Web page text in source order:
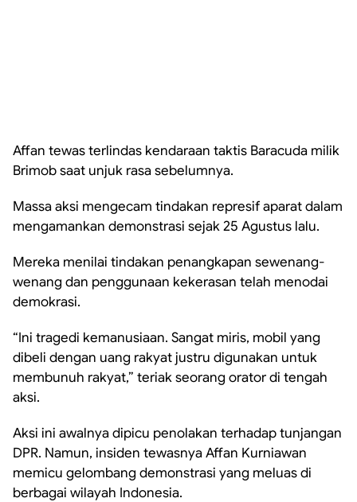
Affan tewas terlindas kendaraan taktis Baracuda milik
Brimob saat unjuk rasa sebelumnya.
Massa aksi mengecam tindakan represif aparat dalam
mengamankan demonstrasi sejak 25 Agustus lalu.
Mereka menilai tindakan penangkapan sewenang-
wenang dan penggunaan kekerasan telah menodai
demokrasi.
“Ini tragedi kemanusiaan. Sangat miris, mobil yang
dibeli dengan uang rakyat justru digunakan untuk
membunuh rakyat,” teriak seorang orator di tengah
aksi.
Aksi ini awalnya dipicu penolakan terhadap tunjangan
DPR. Namun, insiden tewasnya Affan Kurniawan
memicu gelombang demonstrasi yang meluas di
berbagai wilayah Indonesia.